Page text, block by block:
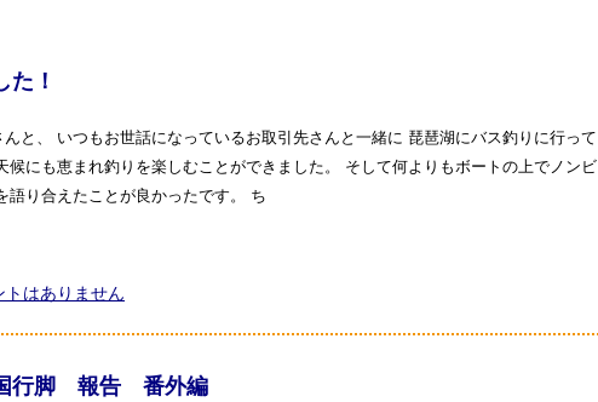
た！
と、 いつもお世話になっているお取引先さんと一緒に 琵琶湖にバス釣りに行って
候にも恵まれ釣りを楽しむことができました。 そして何よりもボートの上でノンビ
語り合えたことが良かったです。 ち
トはありません
行脚 報告 番外編